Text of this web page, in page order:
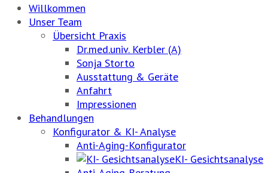
Willkommen
Unser Team
Übersicht Praxis
Dr.med.univ. Kerbler (A)
Sonja Storto
Ausstattung & Geräte
Anfahrt
Impressionen
Behandlungen
Konfigurator & KI- Analyse
Anti-Aging-Konfigurator
KI- Gesichtsanalyse